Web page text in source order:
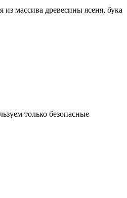
из массива древесины ясеня, бука
только безопасные